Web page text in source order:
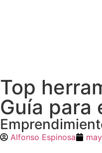
Top
Guía para
Alfonso Espinosa